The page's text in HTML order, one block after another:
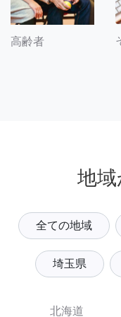
高齢者
地
全ての地域
埼玉県
北海道